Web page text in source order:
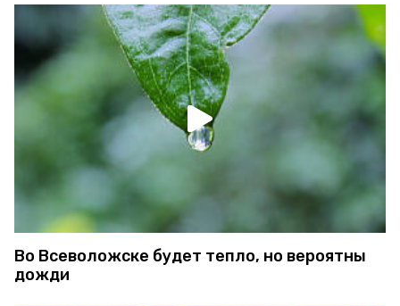
Во Всеволожске будет тепло, но вероятны
дожди